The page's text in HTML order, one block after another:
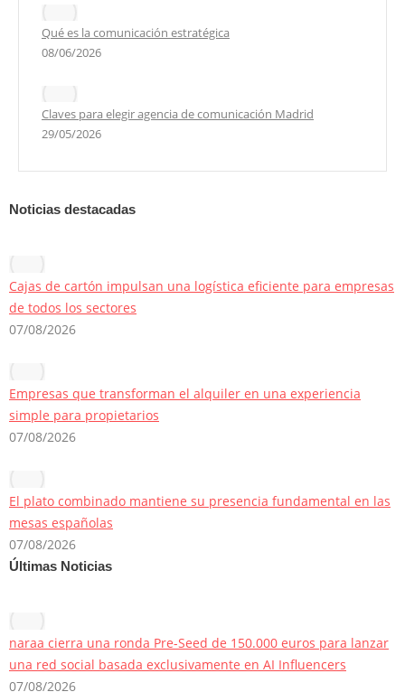
Qué es la comunicación estratégica
08/06/2026
Claves para elegir agencia de comunicación Madrid
29/05/2026
Noticias destacadas
Cajas de cartón impulsan una logística eficiente para empresas
de todos los sectores
07/08/2026
Empresas que transforman el alquiler en una experiencia
simple para propietarios
07/08/2026
El plato combinado mantiene su presencia fundamental en las
mesas españolas
07/08/2026
Últimas Noticias
naraa cierra una ronda Pre-Seed de 150.000 euros para lanzar
una red social basada exclusivamente en AI Influencers
07/08/2026